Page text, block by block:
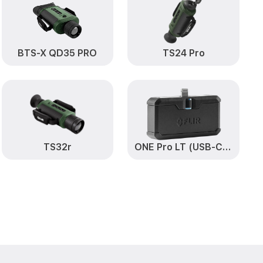
Заказать
от 700₽ Заказать
Заказать
FLIR Заказать
влаги E6-XT
BTS-X QD35 PRO TS24 Pro
TS32r ONE Pro LT (USB-C) (на базе Android) 435001303